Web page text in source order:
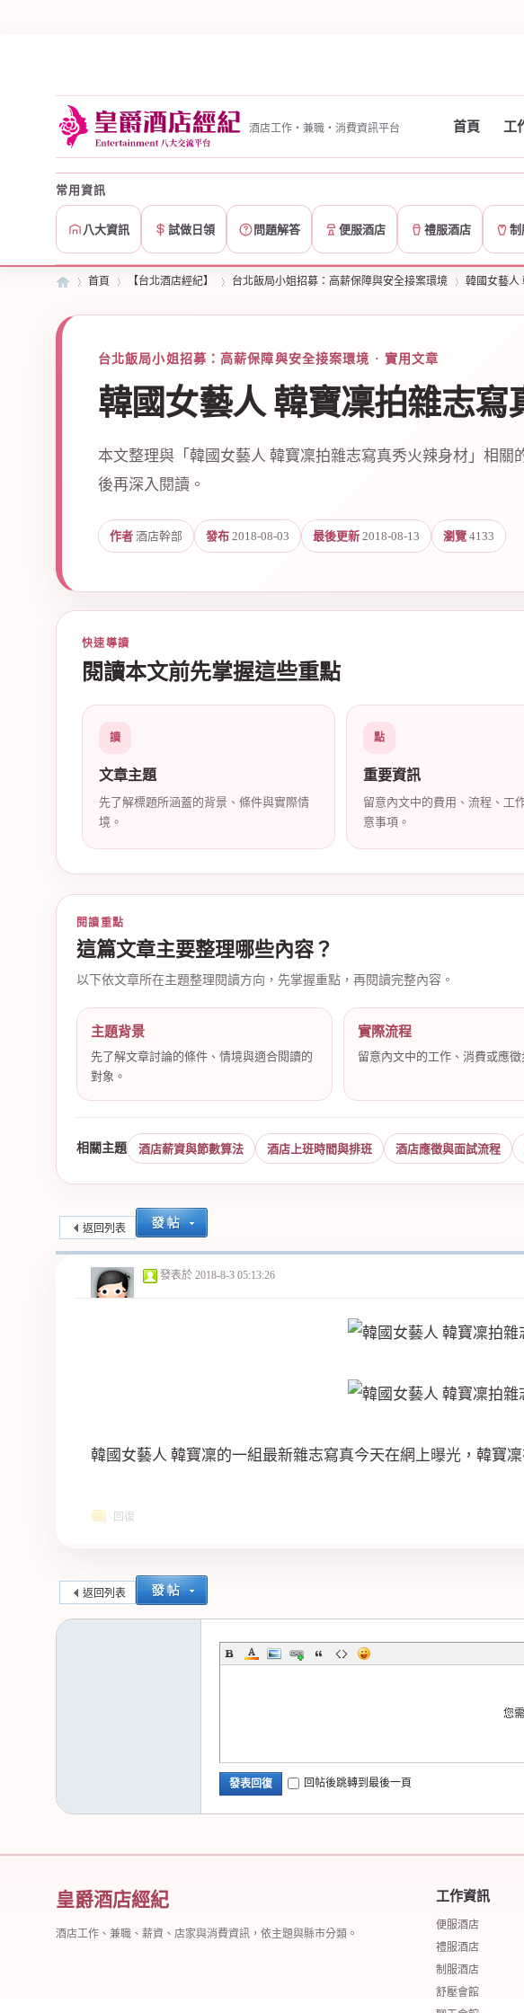
酒店工作・兼職・消費資訊平台 首頁 工
常用資訊
八大資訊 試做日領 問題解答 便服酒店 禮服酒店 制
店
紀
首頁
›
【台北酒店經紀】
›
台北飯局小姐招募：高薪保障與安全接案環境 韓國女藝人
台北飯局小姐招募：高薪保障與安全接案環境 · 實用文章
韓國女藝人 韓寶凜拍雜志寫
本文整理與「韓國女藝人 韓寶凜拍雜志寫真秀火辣身材」相
後再深入閱讀。
作者 酒店幹部 發布 2018-08-03 最後更新 2018-08-13 瀏覽 4133
快速導讀
閱讀本文前先掌握這些重點
讀
文章主題
先了解標題所涵蓋的背景、條件與實際情
境。
點
重要資訊
留意內文中的費用、流程、工
意事項。
閱讀重點
這篇文章主要整理哪些內容？
以下依文章所在主題整理閱讀方向，先掌握重點，再閱讀完整內容。
主題背景
先了解文章討論的條件、情境與適合閱讀的
對象。
實際流程
留意內文中的工作、消費或應徵
相關主題 酒店薪資與節數算法 酒店上班時間與排班 酒店應徵與面試流程
返回列表
發表於 2018-8-3 05:13:26
韓國女藝人 韓寶凜的一組最新雜志寫真今天在網上曝光 ，韓寶
回復
返回列表
您
發表回復 回帖後跳轉到最後一頁
皇爵酒店經紀
酒店工作、兼職、薪資、店家與消費資訊，依主題與縣市分類。
工作資訊
便服酒店
禮服酒店
制服酒店
舒壓會館